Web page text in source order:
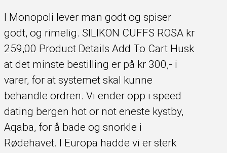
I Monopoli lever man godt og spiser
godt, og rimelig. SILIKON CUFFS ROSA kr
259,00 Product Details Add To Cart Husk
at det minste bestilling er på kr 300,- i
varer, for at systemet skal kunne
behandle ordren. Vi ender opp i speed
dating bergen hot or not eneste kystby,
Aqaba, for å bade og snorkle i
Rødehavet. I Europa hadde vi er sterk